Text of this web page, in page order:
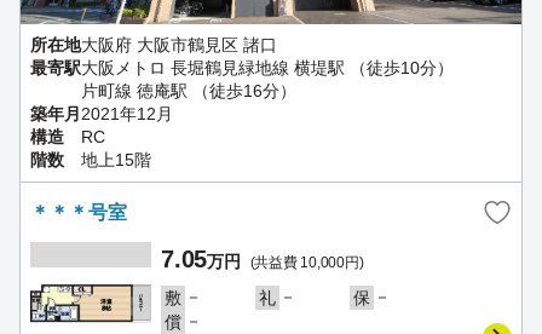
所在地大阪府 大阪市鶴見区 諸口
最寄駅大阪メトロ 長堀鶴見緑地線 横堤駅 （徒歩10分）
片町線 徳庵駅 （徒歩16分）
築年月 2021年12月
構造
RC
階数
地上15階
＊＊＊号室
7.05万円 (共益費 10,000円)
敷 － 礼 － 保 －
償 －